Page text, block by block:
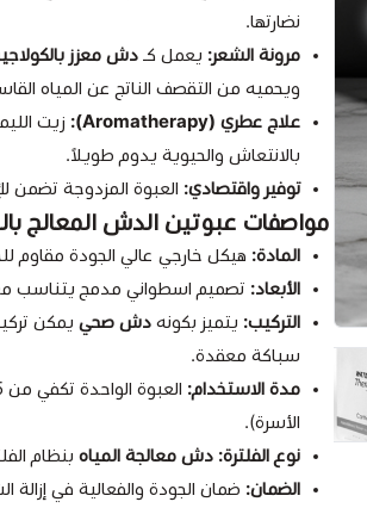
نضارتها.
مرونة الشعر: يعمل كـ دش معزز
ويحميه من التقصف الناتج عن المياه
علاج عطري (Aromatherapy):
زيت
بالانتعاش والحيوية يدوم طويلاً.
توفير واقتصادي: العبوة المزدوجة تضمن
مواصفات عبوتين الدش المعالج
المادة: هيكل خارجي عالي الجودة مقاوم
الأبعاد: تصميم اسطواني مدمج يتناسب
التركيب: يتميز بكونه دش صحي يمكن
سباكة معقدة.
مدة الاستخدام:
الأسرة).
نوع الفلترة: دش معالجة المياه بنظام
الضمان: ضمان الجودة والفعالية في إزالة